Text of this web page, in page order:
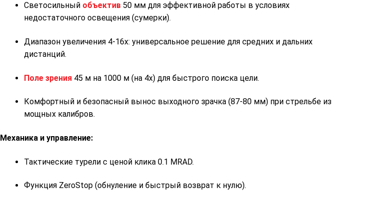
Светосильный объектив 50 мм для эффективной работы в условиях
недостаточного освещения (сумерки).
Диапазон увеличения 4-16x: универсальное решение для средних и дальних
дистанций.
Поле зрения 45 м на 1000 м (на 4x) для быстрого поиска цели.
Комфортный и безопасный вынос выходного зрачка (87-80 мм) при стрельбе из
мощных калибров.
Механика и управление:
Тактические турели с ценой клика 0.1 MRAD.
Функция ZeroStop (обнуление и быстрый возврат к нулю).